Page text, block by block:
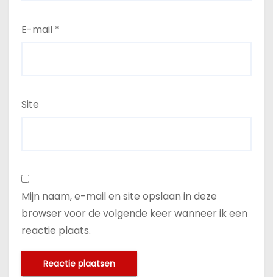
E-mail *
Site
Mijn naam, e-mail en site opslaan in deze
browser voor de volgende keer wanneer ik een
reactie plaats.